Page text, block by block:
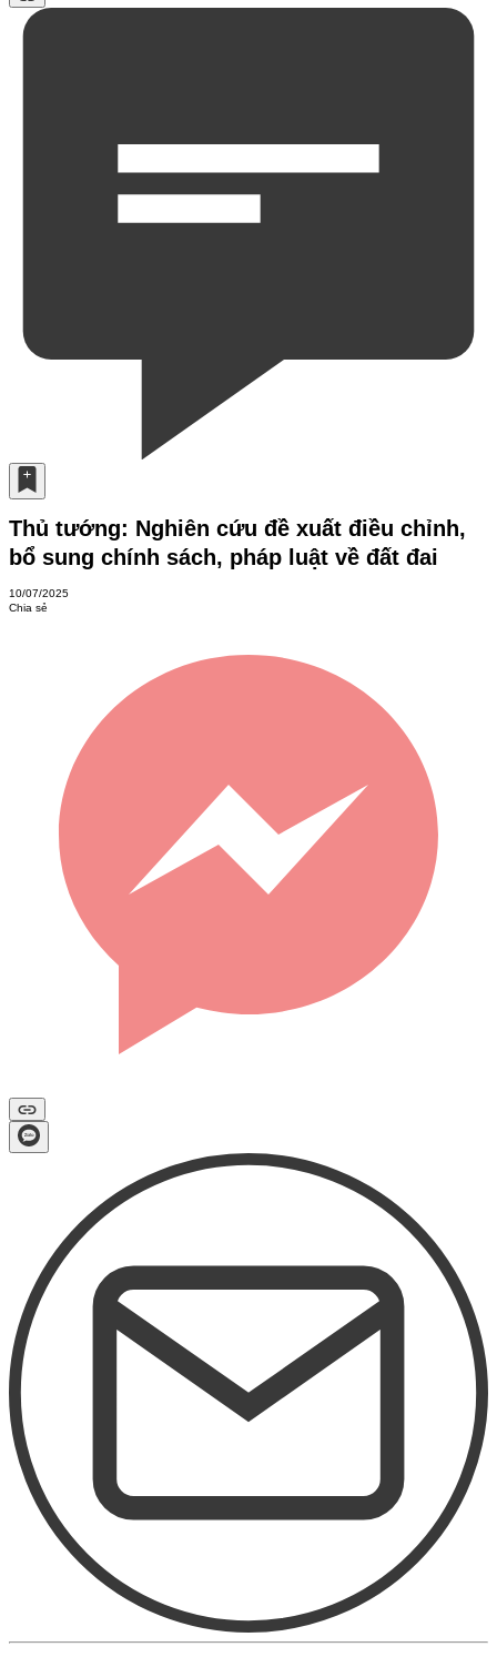
Thủ tướng: Nghiên cứu đề xuất điều chỉnh,
bổ sung chính sách, pháp luật về đất đai
10/07/2025
Chia sẻ